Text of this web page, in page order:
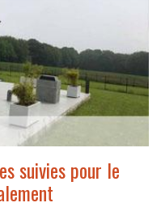
suivies pour le